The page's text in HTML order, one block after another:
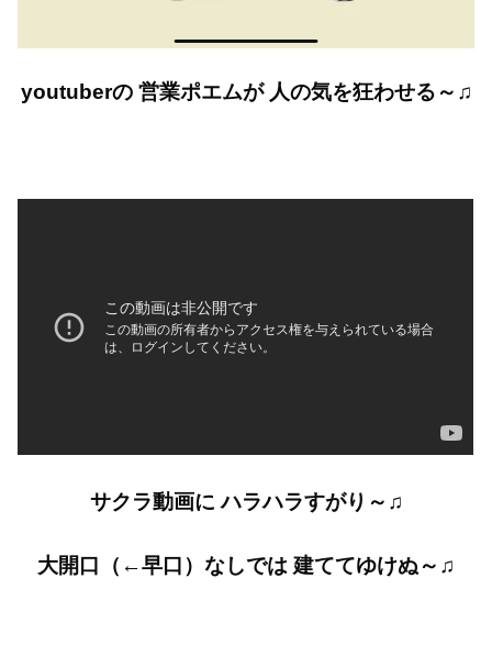
youtuberの 営業ポエムが 人の気を狂わせる～♫
サクラ動画に ハラハラすがり～♫
大開口（←早口）なしでは 建ててゆけぬ～♫